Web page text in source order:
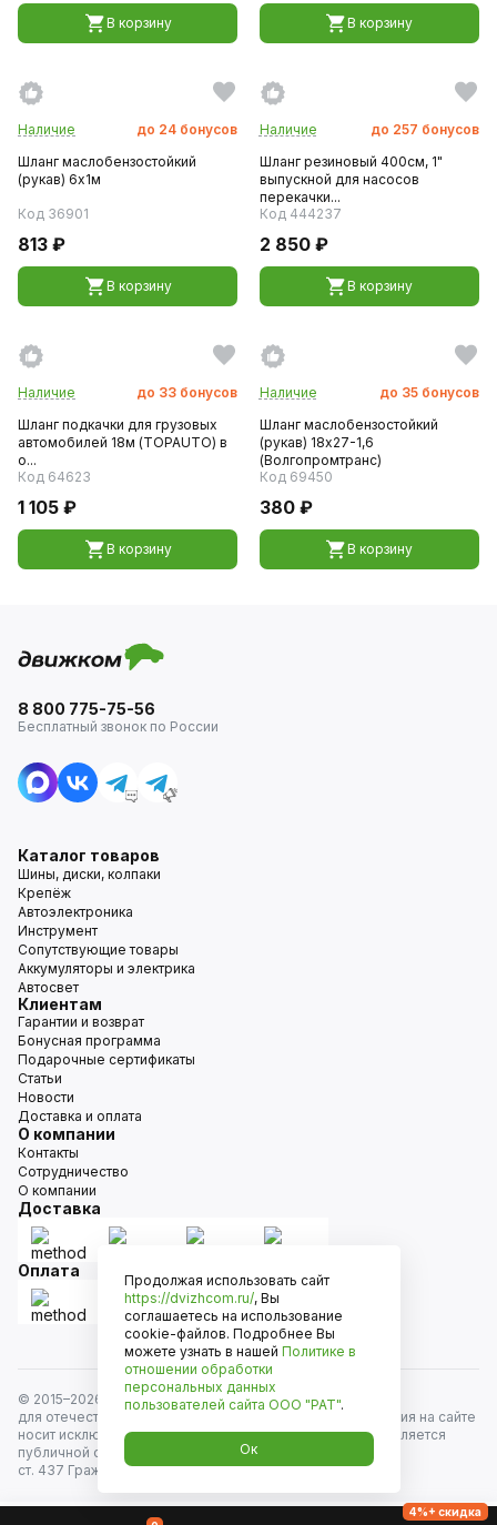
В корзину В корзину
Наличие до 24 бонусов
Шланг маслобензостойкий
(рукав) 6х1м
Код 36901
813 ₽
В корзину
Наличие до 257 бонусов
Шланг резиновый 400см, 1"
выпускной для насосов
перекачки...
Код 444237
2 850 ₽
В корзину
Наличие до 33 бонусов
Шланг подкачки для грузовых
автомобилей 18м (TOPAUTO) в
о...
Код 64623
1 105 ₽
В корзину
Наличие до 35 бонусов
Шланг маслобензостойкий
(рукав) 18х27-1,6
(Волгопромтранс)
Код 69450
380 ₽
В корзину
8 800 775-75-56
Бесплатный звонок по России
Каталог товаров
Шины, диски, колпаки
Крепёж
Автоэлектроника
Инструмент
Сопутствующие товары
Аккумуляторы и электрика
Автосвет
Клиентам
Гарантии и возврат
Бонусная программа
Подарочные сертификаты
Статьи
Новости
Доставка и оплата
О компании
Контакты
Сотрудничество
О компании
Доставка
Оплата
© 2015–2026
Движком — сеть магазинов автозапчастей
для отечественных автомобилей и иномарок. Информация на сайте
носит исключительно информационный характер и не является
публичной офертой, определяемой положениями
ст. 437 Гражданского кодекса РФ. Все права защищены.
4%+ скидка
Продолжая использовать сайт
https://dvizhcom.ru/, Вы
соглашаетесь на использование
cookie-файлов. Подробнее Вы
можете узнать в нашей Политике в
отношении обработки
персональных данных
пользователей сайта ООО "РАТ".
Ок